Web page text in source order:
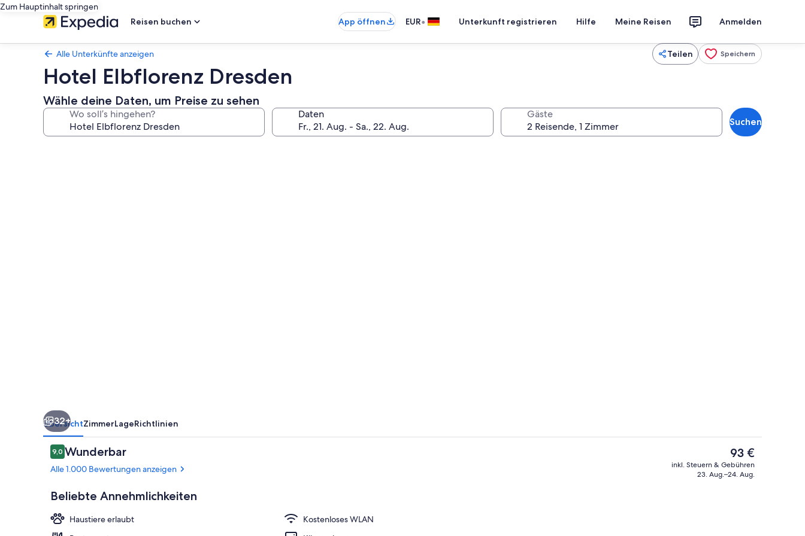
Zum Hauptinhalt springen
Reisen buchen
App öffnen EUR• Unterkunft registrieren Hilfe Meine Reisen Anmelden
Alle Unterkünfte anzeigen Teilen Speichern
Hotel Elbflorenz Dresden
Wähle deine Daten, um Preise zu sehen
Wo soll’s hingehen? Daten Gäste
Suchen
32+
ÜbersichtZimmerLageRichtlinien
Bewertungen
9,09,0 von 10.
Wunderbar
Alle 1.000 Bewertungen anzeigen
Beliebte Annehmlichkeiten
Haustiere erlaubt
Kostenloses WLAN
Der
aktuelle
Preis
93 €
inkl. Steuern & Gebühren
23. Aug.–24. Aug.